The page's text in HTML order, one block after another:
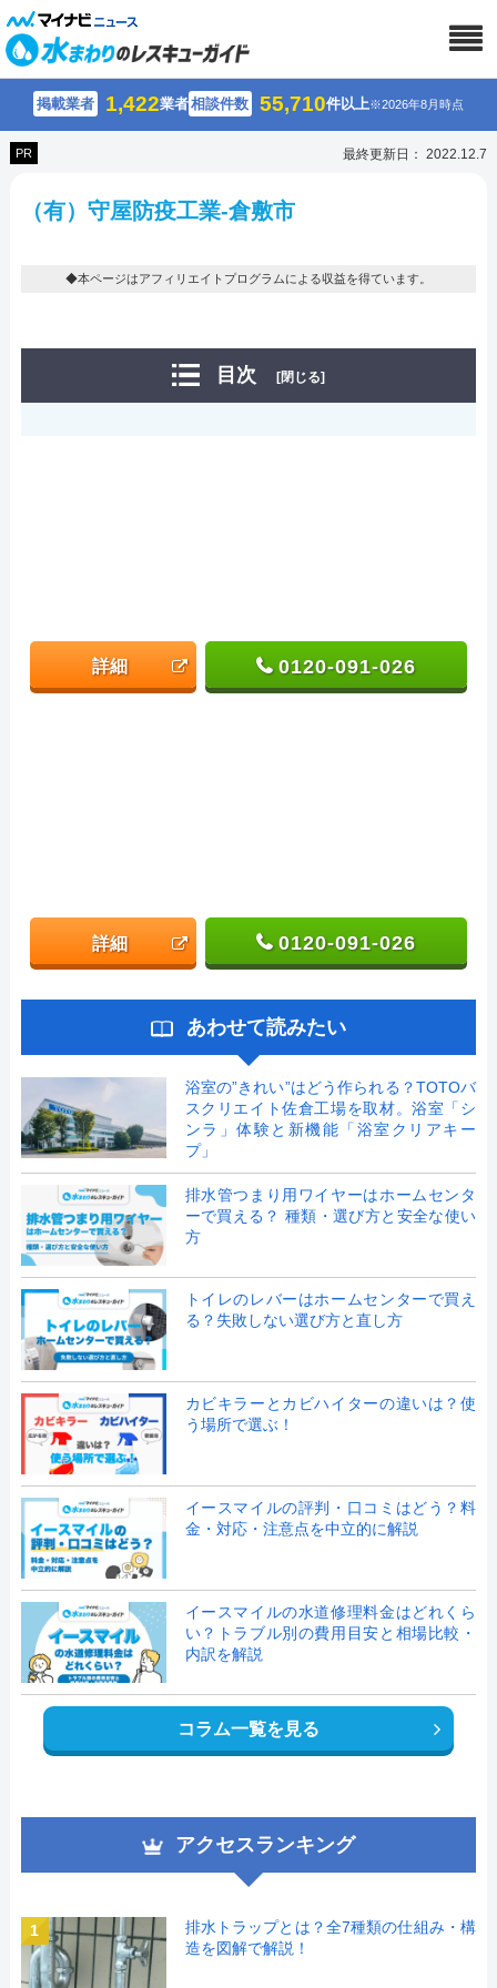
掲載業者 1,422業者相談件数 55,710件以上※2026年8月時点
PR 最終更新日： 2022.12.7
（有）守屋防疫工業-倉敷市
◆本ページはアフィリエイトプログラムによる収益を得ています。
目次 [閉じる]
詳細 0120-091-026
詳細 0120-091-026
あわせて読みたい
浴室の”きれい”はどう作られる？TOTOバ
スクリエイト佐倉工場を取材。浴室「シ
ンラ」体験と新機能「浴室クリアキー
プ」
排水管つまり用ワイヤーはホームセンタ
ーで買える？ 種類・選び方と安全な使い
方
トイレのレバーはホームセンターで買え
る？失敗しない選び方と直し方
カビキラーとカビハイターの違いは？使
う場所で選ぶ！
イースマイルの評判・口コミはどう？料
金・対応・注意点を中立的に解説
イースマイルの水道修理料金はどれくら
い？トラブル別の費用目安と相場比較・
内訳を解説
コラム一覧を見る
アクセスランキング
1
排水トラップとは？全7種類の仕組み・構
造を図解で解説！